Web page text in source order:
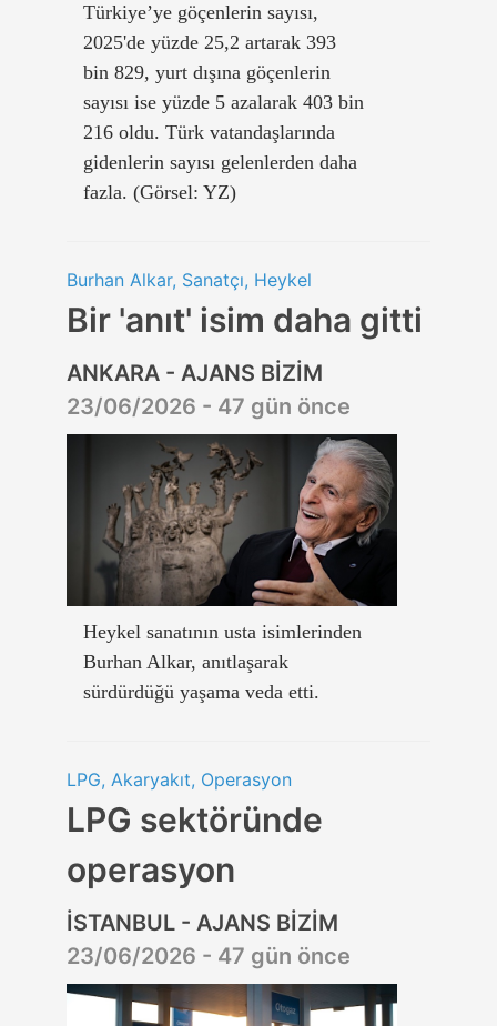
Türkiye’ye göçenlerin sayısı,
2025'de yüzde 25,2 artarak 393
bin 829, yurt dışına göçenlerin
sayısı ise yüzde 5 azalarak 403 bin
216 oldu. Türk vatandaşlarında
gidenlerin sayısı gelenlerden daha
fazla. (Görsel: YZ)
Burhan Alkar, Sanatçı, Heykel
Bir 'anıt' isim daha gitti
ANKARA - AJANS BİZİM
23/06/2026 - 47 gün önce
Heykel sanatının usta isimlerinden
Burhan Alkar, anıtlaşarak
sürdürdüğü yaşama veda etti.
LPG, Akaryakıt, Operasyon
LPG sektöründe
operasyon
İSTANBUL - AJANS BİZİM
23/06/2026 - 47 gün önce